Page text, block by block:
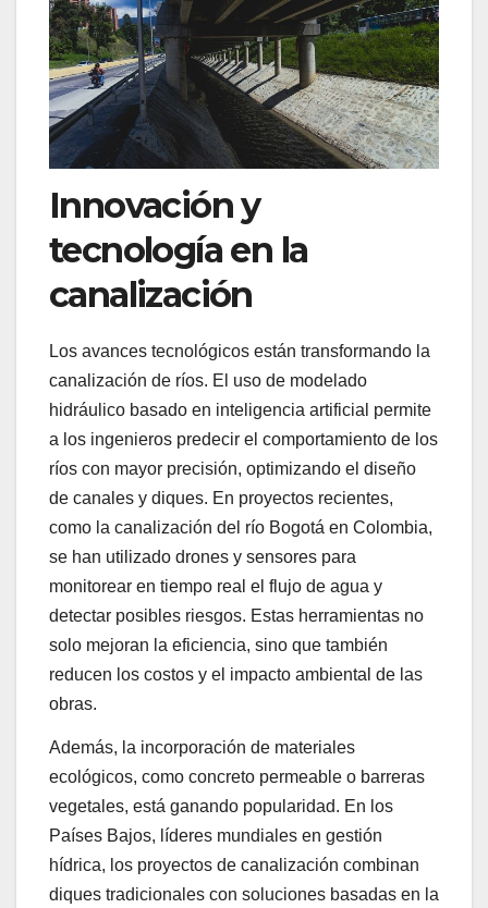
Innovación y
tecnología en la
canalización
Los avances tecnológicos están transformando la
canalización de ríos. El uso de modelado
hidráulico basado en inteligencia artificial permite
a los ingenieros predecir el comportamiento de los
ríos con mayor precisión, optimizando el diseño
de canales y diques. En proyectos recientes,
como la canalización del río Bogotá en Colombia,
se han utilizado drones y sensores para
monitorear en tiempo real el flujo de agua y
detectar posibles riesgos. Estas herramientas no
solo mejoran la eficiencia, sino que también
reducen los costos y el impacto ambiental de las
obras.
Además, la incorporación de materiales
ecológicos, como concreto permeable o barreras
vegetales, está ganando popularidad. En los
Países Bajos, líderes mundiales en gestión
hídrica, los proyectos de canalización combinan
diques tradicionales con soluciones basadas en la